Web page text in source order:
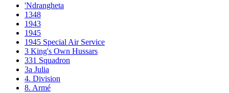
'Ndrangheta
1348
1943
1945
1945 Special Air Service
3 King's Own Hussars
331 Squadron
3a Julia
4. Division
8. Armé